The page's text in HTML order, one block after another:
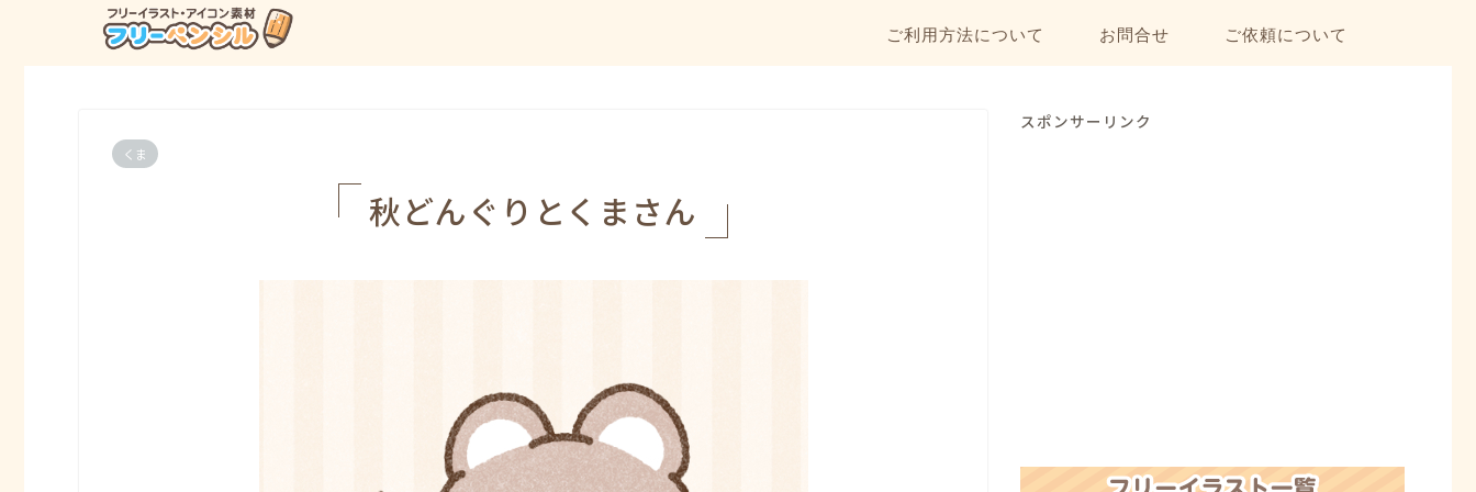
ご利用方法について お問合せ ご依頼について
くま
秋どんぐりとくまさん
スポンサーリンク